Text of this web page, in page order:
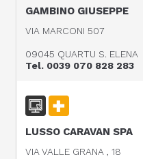
GAMBINO GIUSEPPE
VIA MARCONI 507
09045 QUARTU S. ELENA
Tel. 0039 070 828 283
LUSSO CARAVAN SPA
VIA VALLE GRANA , 18